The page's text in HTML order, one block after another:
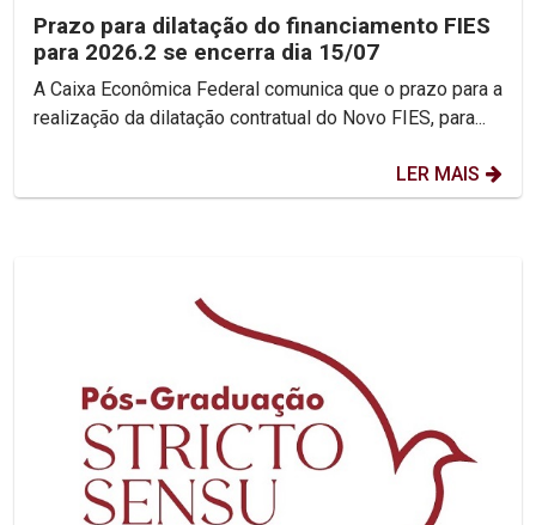
Prazo para dilatação do financiamento FIES
para 2026.2 se encerra dia 15/07
A Caixa Econômica Federal comunica que o prazo para a
realização da dilatação contratual do Novo FIES, para...
LER MAIS